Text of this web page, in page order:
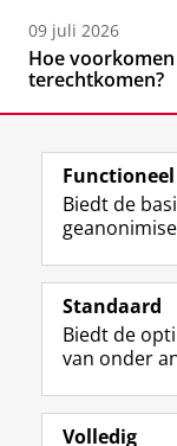
09 juli 2026
Hoe
terechtkomen?
Volg
Studiekiezers
Alumni
Functioneel
Biedt de
Standaard
Biedt de
van onder
Volledig